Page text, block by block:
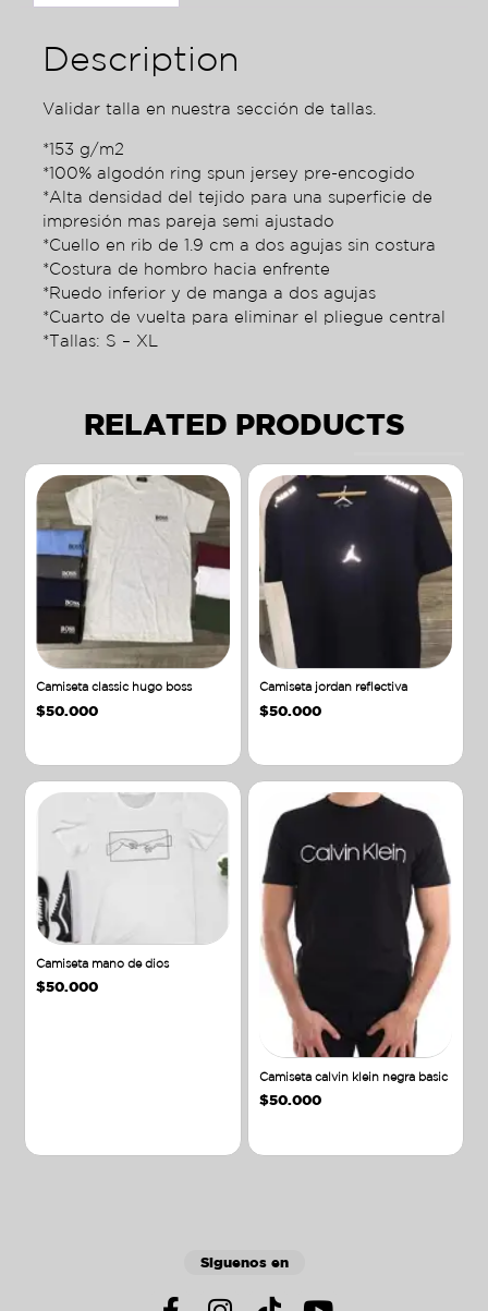
Description
Validar talla en nuestra sección de tallas.
*153 g/m2
*100% algodón ring spun jersey pre-encogido
*Alta densidad del tejido para una superficie de
impresión mas pareja semi ajustado
*Cuello en rib de 1.9 cm a dos agujas sin costura
*Costura de hombro hacia enfrente
*Ruedo inferior y de manga a dos agujas
*Cuarto de vuelta para eliminar el pliegue central
*Tallas: S – XL
RELATED PRODUCTS
Camiseta classic hugo boss
$50.000
Camiseta jordan reflectiva
$50.000
Camiseta mano de dios
$50.000
Camiseta calvin klein negra basic
$50.000
Siguenos en